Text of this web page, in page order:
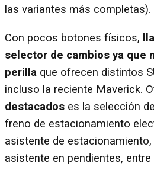
las variantes más completas).
Con pocos botones físicos,
selector de cambios ya que
perilla que ofrecen distintos
incluso la reciente Maverick.
destacados es la selección
freno de estacionamiento
asistente de
asistente en pendientes,